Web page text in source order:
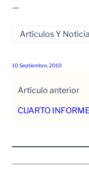
—
Artículos Y
10 Septiembre, 2010
Artículo anterior
CUARTO